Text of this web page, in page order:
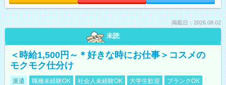
掲載日：2026.08.02
未読
＜時給1,500円～＊好きな時にお仕事＞コスメの
モクモク仕分け
派遣 職種未経験OK 社会人未経験OK 大学生歓迎
ブランクOK